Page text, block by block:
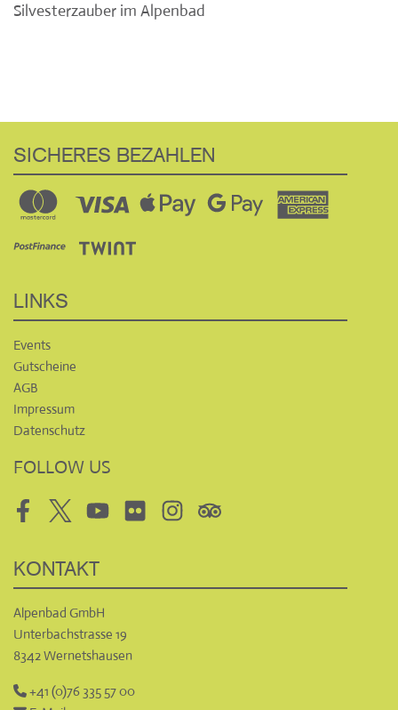
Silvesterzauber im Alpenbad
SICHERES BEZAHLEN
LINKS
Events
Gutscheine
AGB
Impressum
Datenschutz
FOLLOW US
FacebookTwitterYoutubeFlickr InstagramTripadvisor
KONTAKT
Alpenbad GmbH
Unterbachstrasse 19
8342 Wernetshausen
+41 (0)76 335 57 00